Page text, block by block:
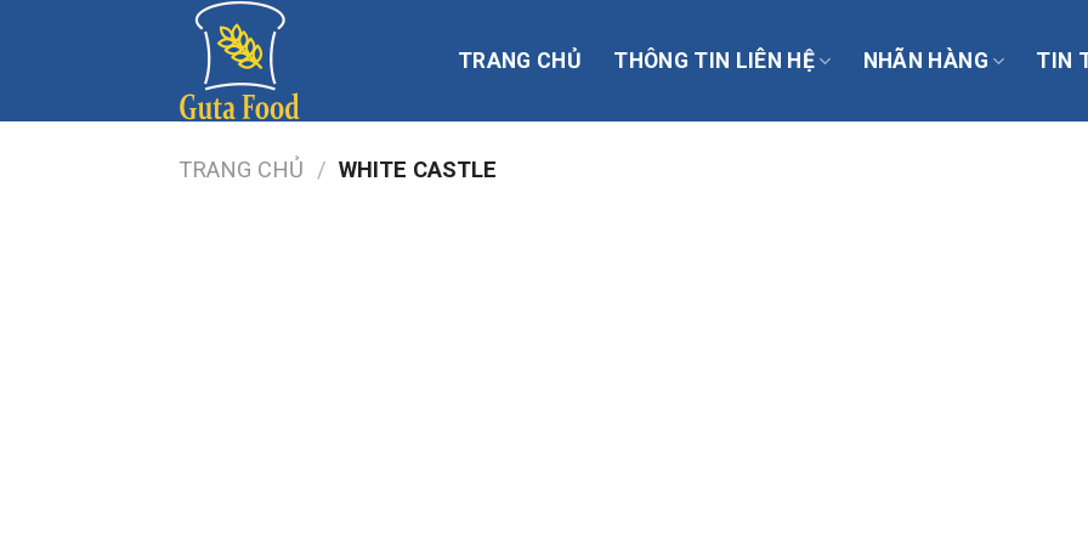
TRANG CHỦ THÔNG TIN LIÊN HỆ NHÃN HÀNG TIN
TRANG CHỦ / WHITE CASTLE